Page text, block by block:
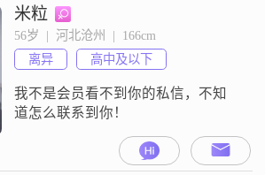
意不能有小三搞婚外恋，男方生活
质量最好好点，能和我一起偿还债
务最好##3002##你真心待我，我一
生呵护，真心牵手，非诚勿扰
米粒
56岁  |  河北沧州  |  166cm
离异
高中及以下
我不是会员看不到你的私信，不知
道怎么联系到你！